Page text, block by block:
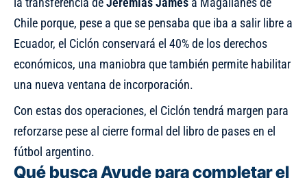
Chile porque, pese a que se pensaba que iba a salir libre a
Ecuador, el Ciclón conservará el 40% de los derechos
económicos, una maniobra que también permite habilitar
una nueva ventana de incorporación.
Con estas dos operaciones, el Ciclón tendrá margen para
reforzarse pese al cierre formal del libro de pases en el
fútbol argentino.
Qué busca Ayude para completar el